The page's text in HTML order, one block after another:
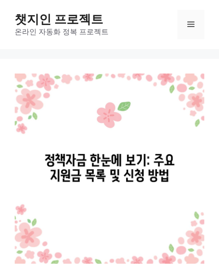
챗지인 프로젝트
온라인 자동화 정복 프로젝트
메